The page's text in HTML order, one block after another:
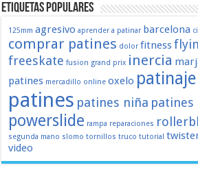
Etiquetas populares
125mm agresivo aprender a patinar barcelona
comprar patines dolor fitness
freeskate fusion grand prix inercia
patines mercadillo online oxelo patinaje
patines patines niña patines
powerslide rampa reparaciones
segunda mano slomo tornillos truco tutorial
video